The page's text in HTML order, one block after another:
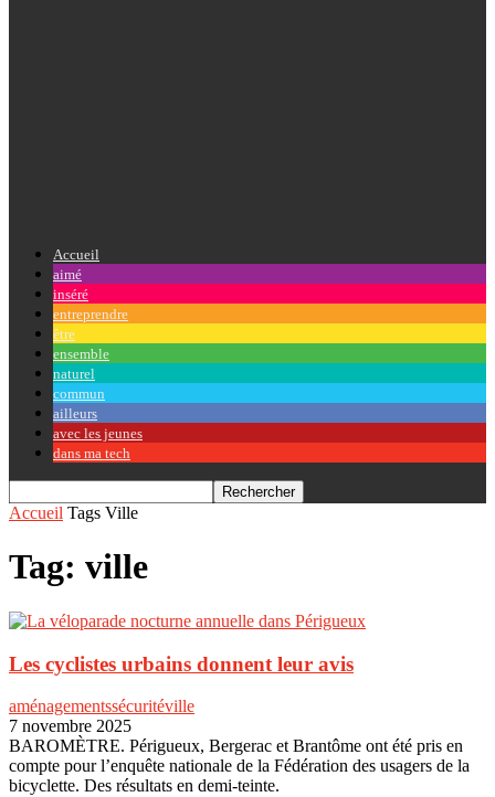
Accueil
aimé
inséré
entreprendre
être
ensemble
naturel
commun
ailleurs
avec les jeunes
dans ma tech
Accueil Tags Ville
Tag: ville
Les cyclistes urbains donnent leur avis
aménagementssécuritéville
7 novembre 2025
BAROMÈTRE. Périgueux, Bergerac et Brantôme ont été pris en
compte pour l’enquête nationale de la Fédération des usagers de la
bicyclette. Des résultats en demi-teinte.